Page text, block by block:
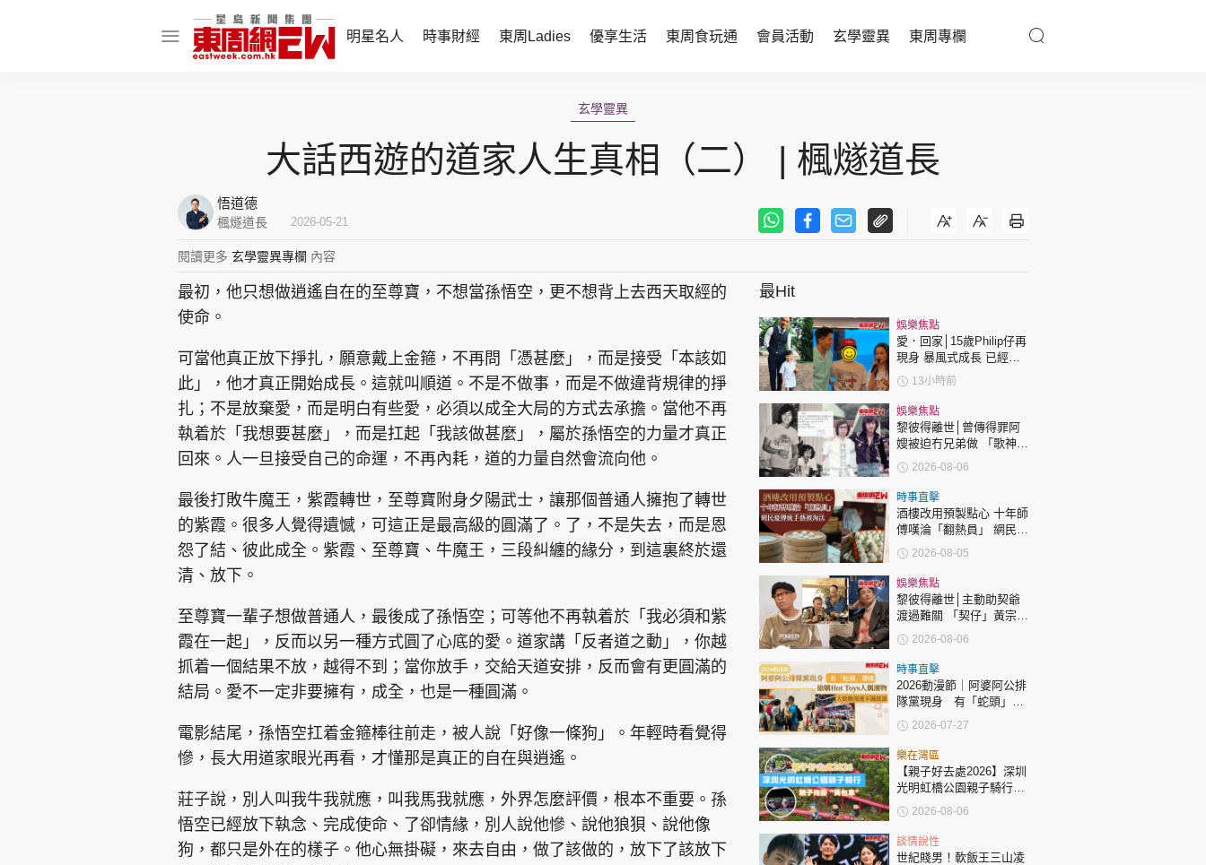
明星名人 時事財經 東周Ladies 優享生活 東周食玩通 會員活動 玄學靈異 東周專欄
東姑熱話
時事直擊
財經智庫
東周Ladies
談情說性
時尚生活
醫療百科
親子天地
與寵同行
東周食玩通
飲食玩樂
會員活動 玄學靈異
智富天下 李居明
神機妙算 李丞責
緣來有理 麥玲玲
鬼靈精怪 威師兄
娛樂名人
文化藝術
時政財經
健康生活
飲食旅遊
集團旗下品牌
東周刊 cazbuyer 東Touch PCM 電腦廣場 星島頭條 星島日報 頭條日報 星島環球 The Standard 親子王
關於我們 聯絡我們 隱私政策聲明 使用條款 版權及免責聲明 Copyright © 東周網 版權所有 . 不得轉載 ©Eastweek.com.hk. All rights reserved.
玄學靈異
大話西遊的道家人生真相（二） | 楓燧道長
悟道德
楓燧道長 2026-05-21
閱讀更多 玄學靈異專欄 內容
最初，他只想做逍遙自在的至尊寶，不想當孫悟空，更不想背上去西天取經的
使命。
可當他真正放下掙扎，願意戴上金箍，不再問「憑甚麼」，而是接受「本該如
此」，他才真正開始成長。這就叫順道。不是不做事，而是不做違背規律的掙
扎；不是放棄愛，而是明白有些愛，必須以成全大局的方式去承擔。當他不再
執着於「我想要甚麼」，而是扛起「我該做甚麼」，屬於孫悟空的力量才真正
回來。人一旦接受自己的命運，不再內耗，道的力量自然會流向他。
最後打敗牛魔王，紫霞轉世，至尊寶附身夕陽武士，讓那個普通人擁抱了轉世
的紫霞。很多人覺得遺憾，可這正是最高級的圓滿了。了，不是失去，而是恩
怨了結、彼此成全。紫霞、至尊寶、牛魔王，三段糾纏的緣分，到這裏終於還
清、放下。
至尊寶一輩子想做普通人，最後成了孫悟空；可等他不再執着於「我必須和紫
霞在一起」，反而以另一種方式圓了心底的愛。道家講「反者道之動」，你越
抓着一個結果不放，越得不到；當你放手，交給天道安排，反而會有更圓滿的
結局。愛不一定非要擁有，成全，也是一種圓滿。
電影結尾，孫悟空扛着金箍棒往前走，被人說「好像一條狗」。年輕時看覺得
慘，長大用道家眼光再看，才懂那是真正的自在與逍遙。
莊子說，別人叫我牛我就應，叫我馬我就應，外界怎麼評價，根本不重要。孫
悟空已經放下執念、完成使命、了卻情緣，別人說他慘、說他狼狽、說他像
狗，都只是外在的樣子。他心無掛礙，來去自由，做了該做的，放下了該放下
最Hit
娛樂焦點
愛．回家│15歲Philip仔再
現身 暴風式成長 已經高
過「三太」樊亦敏！
13小時前
娛樂焦點
黎彼得離世│曾傳得罪阿
嫂被迫冇兄弟做 「歌神」
許冠傑親筆撰寫悼念忘友
2026-08-06
時事直擊
酒樓改用預製點心 十年師
傅嘆淪「翻熱員」 網民憂
傳統手藝被淘汰
2026-08-05
娛樂焦點
黎彼得離世│主動助契爺
渡過難關 「契仔」黃宗
澤：他的笑聲同精神永遠
陪伴住大家！
2026-08-06
時事直擊
2026動漫節｜阿婆阿公排
隊黨現身 有「蛇頭」帶
隊 搶購Hot Toys人偶潮
物 大批動漫迷不滿鼓譟
2026-07-27
樂在灣區
【親子好去處2026】深圳
光明虹橋公園親子騎行：
「電助力黃包車」2小時
環湖
2026-08-06
談情說性
世紀賤男！軟飯王三山凌